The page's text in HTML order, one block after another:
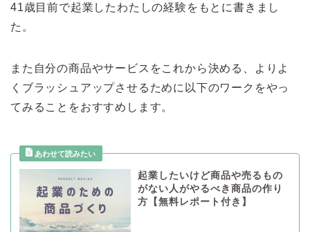
41歳目前で起業したわたしの経験をもとに書きまし
た。
また自分の商品やサービスをこれから決める、よりよ
くブラッシュアップさせるために以下のワークをやっ
てみることをおすすめします。
起業したいけど商品や売るもの
がない人がやるべき商品の作り
方【無料レポート付き】